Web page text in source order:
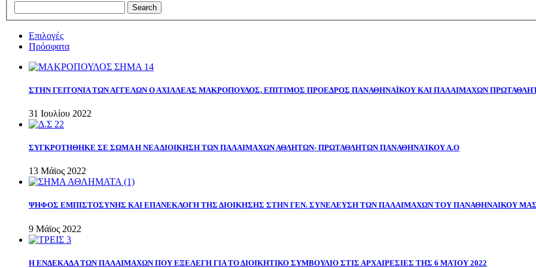
Επιλογές
Πρόσφατα
ΣΤΗΝ ΓΕΙΤΟΝΙΑ ΤΩΝ ΑΓΓΕΛΩΝ Ο ΑΧΙΛΛΕΑΣ ΜΑΚΡΟΠΟΥΛΟΣ, ΕΠΙΤΙΜΟΣ ΠΡΟΕΔΡΟΣ ΠΑΝΑΘΗΝΑΪΚΟΥ ΚΑΙ ΠΑΛΑΙΜΑΧΩΝ
31 Ιουλίου 2022
ΣΥΓΚΡΟΤΗΘΗΚΕ ΣΕ ΣΩΜΑ Η ΝΕΑ ΔΙΟΙΚΗΣΗ ΤΩΝ ΠΑΛΑΙΜΑΧΩΝ ΑΘΛΗΤΩΝ- ΠΡΩΤΑΘΛΗΤΩΝ ΠΑΝΑΘΗΝΑΊΚΟΥ Α.Ο
13 Μάϊος 2022
ΨΗΦΟΣ ΕΜΠΙΣΤΟΣΥΝΗΣ ΚΑΙ ΕΠΑΝΕΚΛΟΓΗ ΤΗΣ ΔΙΟΙΚΗΣΗΣ ΣΤΗΝ ΓΕΝ. ΣΥΝΕΛΕΥΣΗ ΤΩΝ ΠΑΛΑΙΜΑΧΩΝ ΤΟΥ ΠΑΝΑΘΗΝΑΙΚΟΥ ΜΑΣ
9 Μάϊος 2022
Η ΕΝΔΕΚΑΔΑ ΤΩΝ ΠΑΛΑΙΜΑΧΩΝ ΠΟΥ ΕΞΕΛΕΓΗ ΓΙΑ ΤΟ ΔΙΟΙΚΗΤΙΚΟ ΣΥΜΒΟΥΛΙΟ ΣΤΙΣ ΑΡΧΑΙΡΕΣΙΕΣ ΤΗΣ 6 ΜΑΊΟΥ 2022